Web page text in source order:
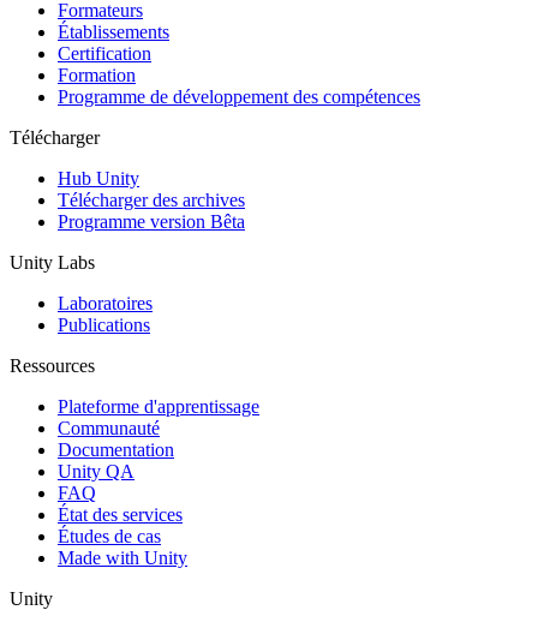
Jeux XR
Lancez des jeux XR sur plusieurs plateformes
Jeux multijoueur
Simplifiez le développement de jeux multijoueurs
Formateurs
Établissements
Certification
Formation
Programme de développement des compétences
Télécharger
Hub Unity
Télécharger des archives
Programme version Bêta
Unity Labs
Laboratoires
Publications
Ressources
Plateforme d'apprentissage
Communauté
Documentation
Unity QA
FAQ
État des services
Études de cas
Made with Unity
Unity